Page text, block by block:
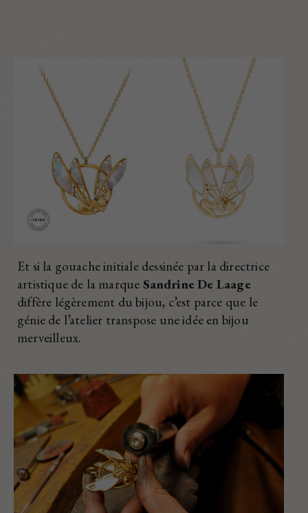
Et si la gouache initiale dessinée par la directrice
artistique de la marque Sandrine De Laage
diffère légèrement du bijou, c’est parce que le
génie de l’atelier transpose une idée en bijou
merveilleux.